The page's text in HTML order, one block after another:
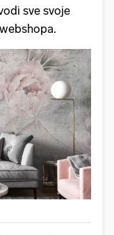
sve svoje